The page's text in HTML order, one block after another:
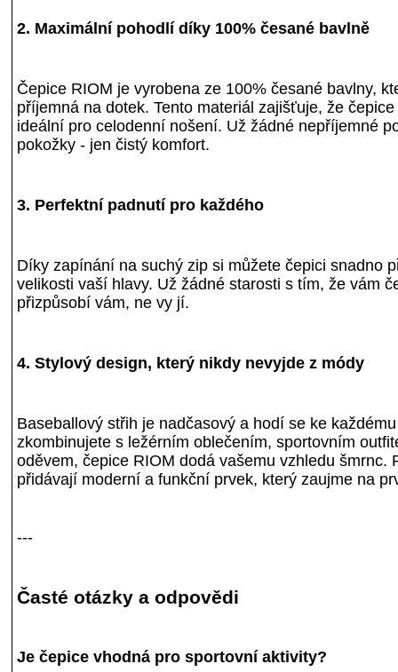
2. Maximální pohodlí díky 100% česané bavlně
Čepice RIOM je vyrobena ze 100% česané bavlny,
příjemná na dotek. Tento materiál zajišťuje, že
ideální pro celodenní nošení. Už žádné nepříjemné
pokožky - jen čistý komfort.
3. Perfektní padnutí pro každého
Díky zapínání na suchý zip si můžete čepici snadno
velikosti vaší hlavy. Už žádné starosti s tím, že vám
přizpůsobí vám, ne vy jí.
4. Stylový design, který nikdy nevyjde z módy
Baseballový střih je nadčasový a hodí se ke
zkombinujete s ležérním oblečením, sportovním
oděvem, čepice RIOM dodá vašemu vzhledu šmrnc.
přidávají moderní a funkční prvek, který zaujme na
---
Časté otázky a odpovědi
Je čepice vhodná pro sportovní aktivity?